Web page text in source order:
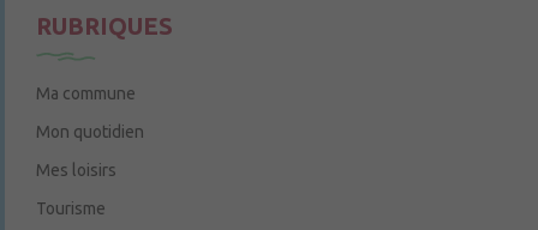
RUBRIQUES
Ma commune
Mon quotidien
Mes loisirs
Tourisme